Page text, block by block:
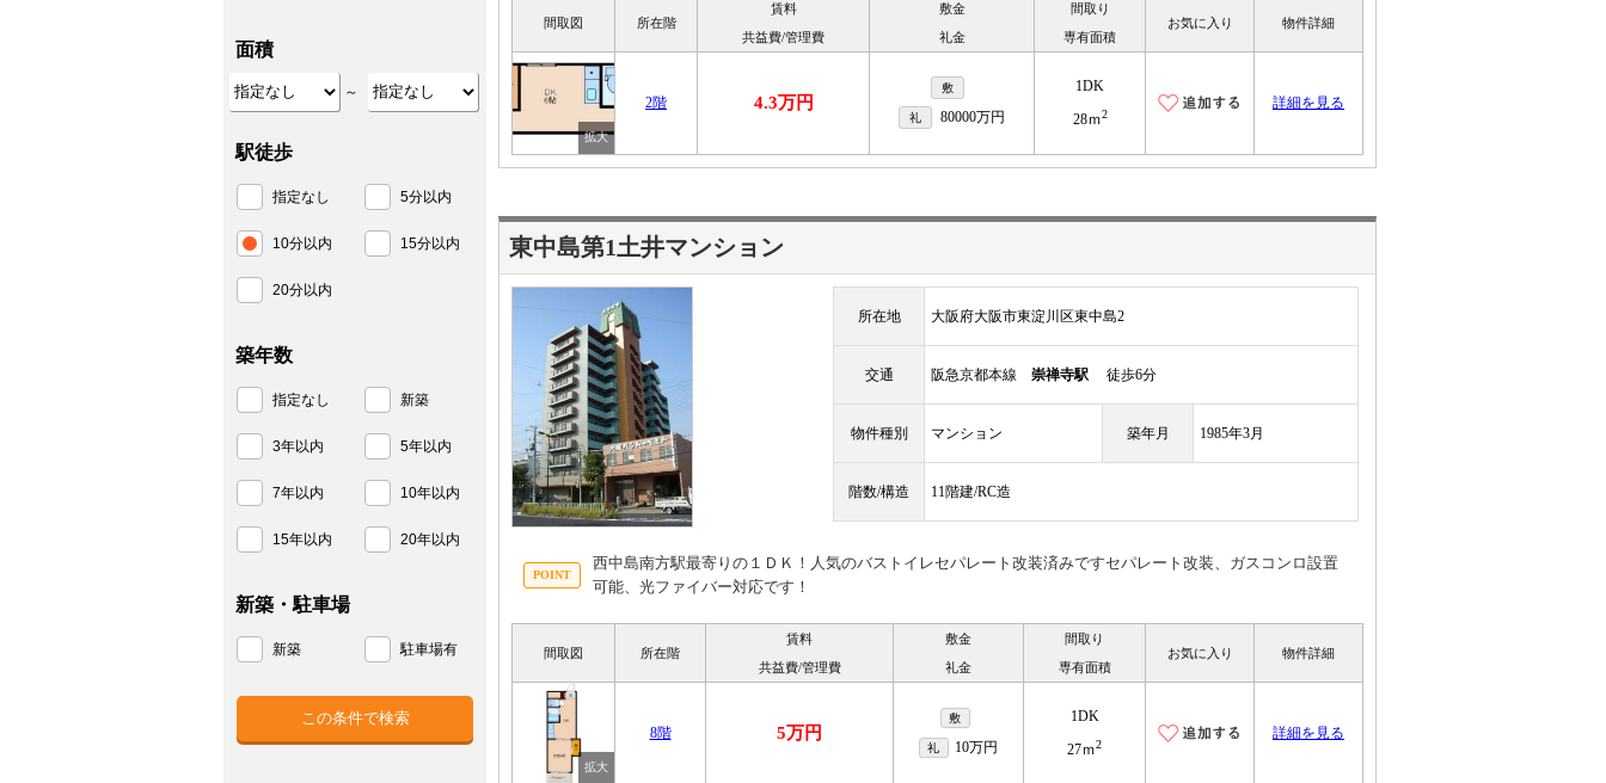
間取図 所在階
賃料
共益費/管理費
敷金
礼金
間取り
専有面積
お気に入り 物件詳細
2階 4.3万円
敷
礼 80000万円
1DK
28ｍ2
詳細を見る
東中島第1土井マンション
所在地 大阪府大阪市東淀川区東中島2
交通 阪急京都本線 崇禅寺駅 徒歩6分
物件種別 マンション 築年月 1985年3月
階数/構造 11階建/RC造
西中島南方駅最寄りの１ＤＫ！人気のバストイレセパレート改装済みですセパレート改装、ガスコンロ設置
可能、光ファイバー対応です！
間取図 所在階
賃料
共益費/管理費
敷金
礼金
間取り
専有面積
お気に入り 物件詳細
8階 5万円
敷
礼 10万円
1DK
27ｍ2
詳細を見る
面積
～
駅徒歩
指定なし 5分以内
10分以内 15分以内
20分以内
築年数
指定なし 新築
3年以内 5年以内
7年以内 10年以内
15年以内 20年以内
新築・駐車場
新築 駐車場有